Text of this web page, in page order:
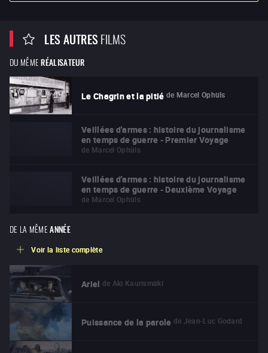
LES AUTRESFILMS
DU MÊME RÉALISATEUR
Le Chagrin et la pitié de Marcel Ophüls
Veillées d'armes : histoire du journalisme
en temps de guerre - Premier Voyage
de Marcel Ophüls
Veillées d'armes : histoire du journalisme
en temps de guerre - Deuxième Voyage
de Marcel Ophüls
DE LA MÊME ANNÉE
Voir la liste complète
Ariel de Aki Kaurismäki
Puissance de la parole de Jean-Luc Godard